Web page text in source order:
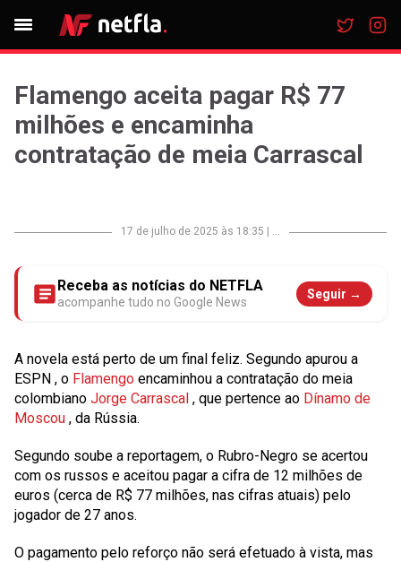
Flamengo aceita pagar R$ 77
milhões e encaminha
contratação de meia Carrascal
17 de julho de 2025 às 18:35 ...
Receba as notícias do NETFLA
acompanhe tudo no Google News
Seguir →
A novela está perto de um final feliz. Segundo apurou a
ESPN , o Flamengo encaminhou a contratação do meia
colombiano Jorge Carrascal , que pertence ao Dínamo de
Moscou , da Rússia.
Segundo soube a reportagem, o Rubro-Negro se acertou
com os russos e aceitou pagar a cifra de 12 milhões de
euros (cerca de R$ 77 milhões, nas cifras atuais) pelo
jogador de 27 anos.
O pagamento pelo reforço não será efetuado à vista, mas